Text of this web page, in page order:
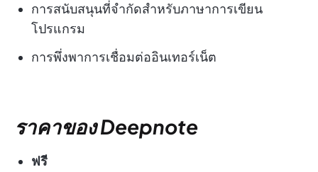
การสนับสนุนที่จำกัดสำหรับภาษาการเขียน
โปรแกรม
การพึ่งพาการเชื่อมต่ออินเทอร์เน็ต
ราคาของ Deepnote
ฟรี